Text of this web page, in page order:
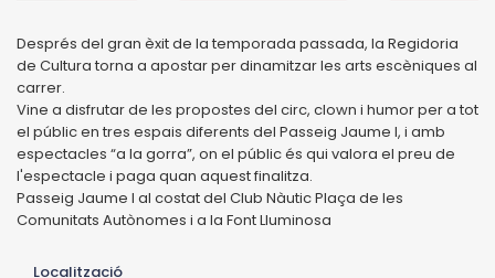
Després del gran èxit de la temporada passada, la Regidoria
de Cultura torna a apostar per dinamitzar les arts escèniques al
carrer.
Vine a disfrutar de les propostes del circ, clown i humor per a tot
el públic en tres espais diferents del Passeig Jaume I, i amb
espectacles “a la gorra”, on el públic és qui valora el preu de
l'espectacle i paga quan aquest finalitza.
Passeig Jaume I al costat del Club Nàutic Plaça de les
Comunitats Autònomes i a la Font Lluminosa
Localització